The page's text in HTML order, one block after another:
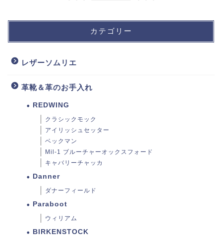
カテゴリー
レザーソムリエ
革靴＆革のお手入れ
REDWING
クラシックモック
アイリッシュセッター
ベックマン
Mil-1 ブルーチャーオックスフォード
キャバリーチャッカ
Danner
ダナーフィールド
Paraboot
ウィリアム
BIRKENSTOCK